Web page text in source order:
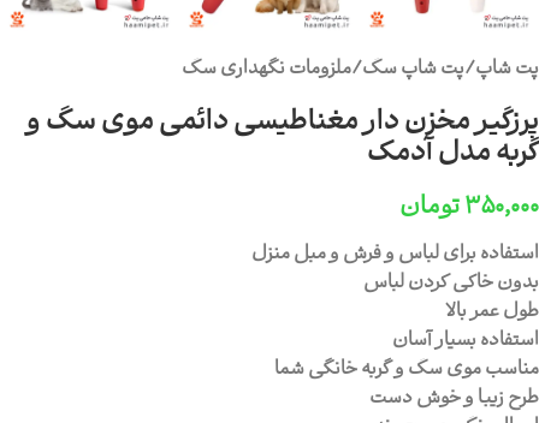
پت شاپ/پت شاپ سگ/ملزومات نگهداری سگ
پرزگیر مخزن دار مغناطیسی دائمی موی سگ و
گربه مدل آدمک
۳۵۰,۰۰۰تومان
استفاده برای لباس و فرش و مبل منزل
بدون خاکی کردن لباس
طول عمر بالا
استفاده بسیار آسان
مناسب موی سگ و گربه خانگی شما
طرح زیبا و خوش دست